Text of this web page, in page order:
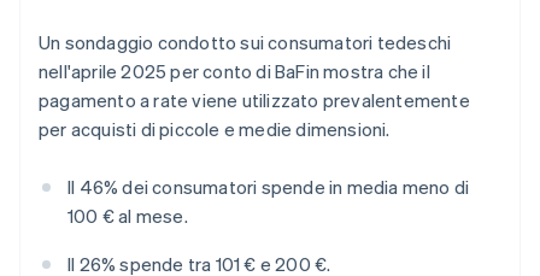
Un sondaggio condotto sui consumatori tedeschi
nell'aprile 2025 per conto di BaFin mostra che il
pagamento a rate viene utilizzato prevalentemente
per acquisti di piccole e medie dimensioni.
Il 46% dei consumatori spende in media meno di
100 € al mese.
Il 26% spende tra 101 € e 200 €.